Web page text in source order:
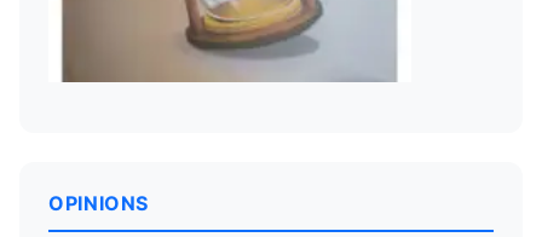
OPINIONS